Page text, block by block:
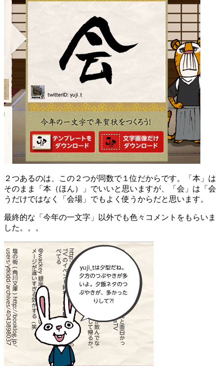
２つあるのは、この２つが同数で１位だからです。「本」は
そのまま「本（ほん）」でいいと思いますが、「会」は「会
うだけではなく「会場」でもよく使うからだと思います。
最終的な「今年の一文字」以外でも色々コメントをもらいま
した。。。